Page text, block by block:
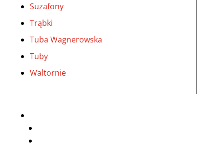
Suzafony
Trąbki
Tuba Wagnerowska
Tuby
Waltornie